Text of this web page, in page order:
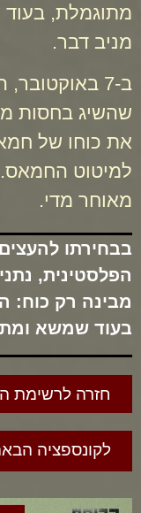
מתוגמלת,
מניב דבר.
ב-7
שהשיג בחסות
את כוחו של
למיטוט החמאס.
מאוחר מדי.
בבחירתו
הפלסטינית,
מבינה רק כוח:
בעוד שמשא
חזרה לרשימת
לקונספציה